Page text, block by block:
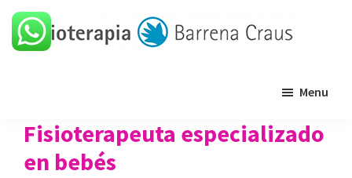
Skip
to
primary
Skip
to
main
Skip
to
footer
Menu
Fisioterapeuta especializado
en bebés